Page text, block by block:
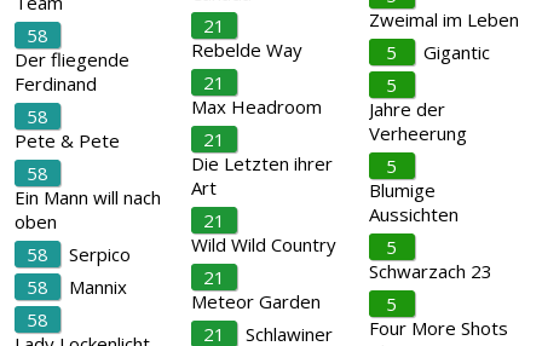
58
Der fliegende
Ferdinand
58
Pete & Pete
58
Ein Mann will nach
oben
58
Serpico
58
Mannix
58
21
Rebelde Way
21
Max Headroom
21
Die Letzten ihrer
Art
21
Wild Wild Country
21
Meteor Garden
21
Schlawiner
Zweimal im Leben
5
Gigantic
5
Jahre der
Verheerung
5
Blumige
Aussichten
5
Schwarzach 23
5
Four More Shots